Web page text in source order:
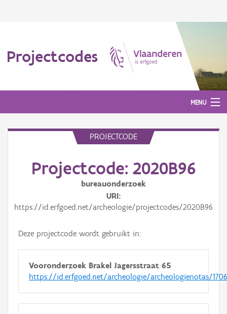
Projectcodes
MENU
PROJECTCODE
Projectcode: 2020B96
bureauonderzoek
URI
https://id.erfgoed.net/archeologie/projectcodes/2020B96
Deze projectcode wordt gebruikt in:
Vooronderzoek Brakel Jagersstraat 65
https://id.erfgoed.net/archeologie/archeologienotas/